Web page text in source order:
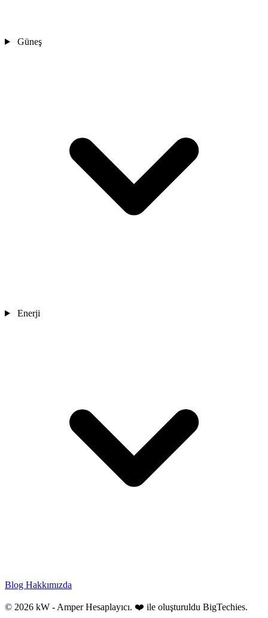
Güneş
Enerji
Blog Hakkımızda
© 2026 kW - Amper Hesaplayıcı. ❤️ ile oluşturuldu BigTechies.